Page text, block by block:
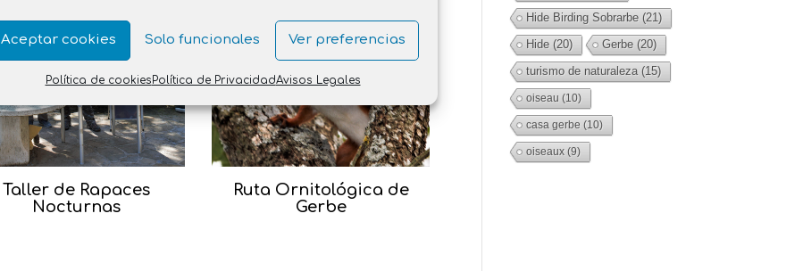
Aceptar cookies Solo funcionales Ver preferencias
Política de cookies Política de PrivacidadAvisos Legales
Taller de Rapaces
Nocturnas
Ruta Ornitológica de
Gerbe
Hide Birding Sobrarbe (21)
Hide (20) Gerbe (20)
turismo de naturaleza(15)
oiseau (10)
casa gerbe (10)
oiseaux (9)